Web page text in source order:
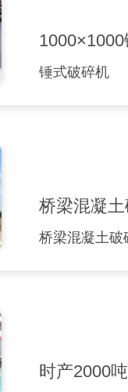
锤式破碎机
桥梁混凝
桥梁混凝土破
时产2000